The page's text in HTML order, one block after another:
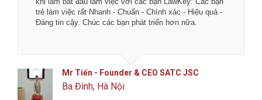
khi làm bắt đầu làm việc với các bạn LawKey: Các bạn
trẻ làm việc rất Nhanh - Chuẩn - Chính xác - Hiệu quả -
Đáng tin cậy. Chúc các bạn phát triển hơn nữa.
Mr Tiến - Founder & CEO SATC JSC
Ba Đình, Hà Nội